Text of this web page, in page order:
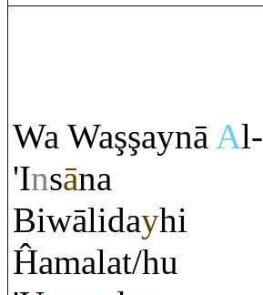
Wa WaşşaynāAl-
'Insāna
Biwālidayhi
Ĥamalat/hu